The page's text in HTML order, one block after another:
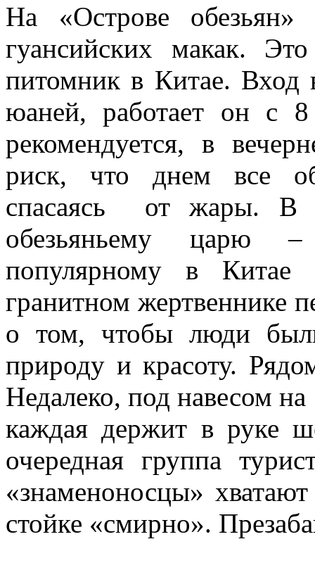
На «Острове
гуансийских макак.
питомник в Китае. Вход
юаней, работает он с
рекомендуется, в
риск, что днем все
спасаясь от жары. В
обезьяньему царю
популярному в
гранитном жертвеннике
о том, чтобы люди
природу и красоту.
Недалеко, под навесом на
каждая держит в руке
очередная группа
«знаменоносцы»
стойке «смирно».